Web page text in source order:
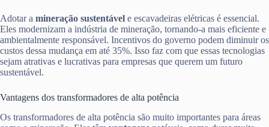
Adotar a mineração sustentável e escavadeiras elétricas é essencial.
Eles modernizam a indústria de mineração, tornando-a mais eficiente e
ambientalmente responsável. Incentivos do governo podem diminuir os
custos dessa mudança em até 35%. Isso faz com que essas tecnologias
sejam atrativas e lucrativas para empresas que querem um futuro
sustentável.
Vantagens dos transformadores de alta potência
Os transformadores de alta potência são muito importantes para áreas